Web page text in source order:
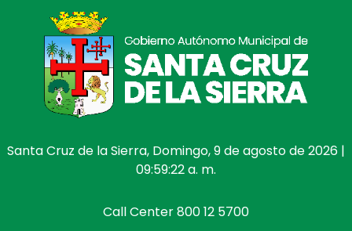
Santa Cruz de la Sierra, Domingo, 9 de agosto de 2026 |
09:59:22 a. m.
Call Center 800 12 5700